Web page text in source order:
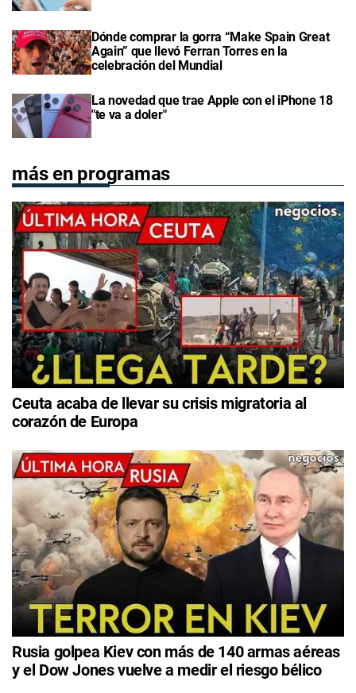
Dónde comprar la gorra “Make Spain Great
Again” que llevó Ferran Torres en la
celebración del Mundial
La novedad que trae Apple con el iPhone 18
"te va a doler"
más en programas
Ceuta acaba de llevar su crisis migratoria al
corazón de Europa
Rusia golpea Kiev con más de 140 armas aéreas
y el Dow Jones vuelve a medir el riesgo bélico